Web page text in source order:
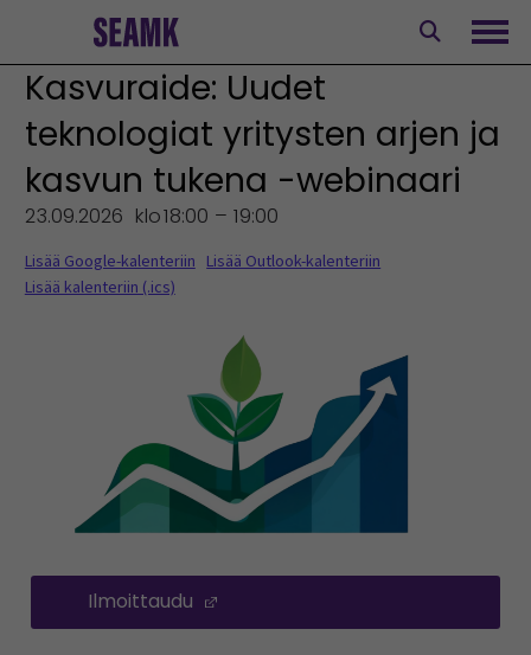
Kasvuraide: Uudet
teknologiat yritysten arjen ja
kasvun tukena -webinaari
23.09.2026 klo18:00 – 19:00
Lisää Google-kalenteriin
Lisää Outlook-kalenteriin
Lisää kalenteriin (.ics)
Ilmoittaudu